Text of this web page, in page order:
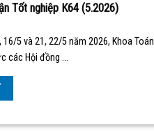
Tốt nghiệp K64 (5.2026)
5 và 21, 22/5 năm 2026, Khoa Toán
các Hội đồng …